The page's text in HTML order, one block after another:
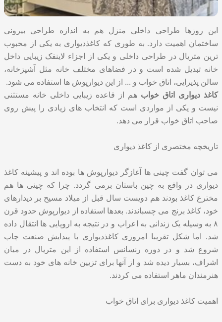
این روزها طراحی داخلی منزل هم به اندازه طراحی بیرونی
ساختمان اهمیت دارد. به طوری که کاغذدیواری به یکی از محبوب
ترین متریال در طراحی داخلی و یکی از اجزاء لاینفک زیبایی داخل
خانه تبدیل شده است و در فضاهای مختلف خانه مثل آشپزخانه،
سالن پذیرایی، اتاق خواب و ... از این دیوارپوش ها استفاده می شود.
کاغذ دیواری اتاق خواب هم از قاعده زیبایی داخلی خانه مستثنی
نیست و یکی از مواردی است که انتخاب های زیادی را پیش روی
صاحب اتاق خواب قرار می‌ دهد.
تاریخچه مختصری از کاغذ دیواری
می توان گفت چینی ها آغازگر دیوارپوش ها بوده اند و پیشینه کاغذ
دیواری در واقع به چین باستان برمی گردد. چرا که چینی ها هم
مخترع کاغذ بودند هم دویست سال قبل از میلاد مسیح بر دیدارهای
خود، کاغذ برنج می چسباندند. بعدها استفاده از دیوارپوش حدود قرن
۸ به وسیله یک زندانی به اعراب و در نتیجه به اروپایی ها انتقال داده
شد. اما شکل تقریبا امروزی کاغذدیواری با پیدایش صنعت چاپ
شروع شد و در دوره رنسانس استفاده از این متریال در میان
اشراف، بسیار دیده شد و از آنها برای تزیین خانه های خود به دست
هنرمندان ماهر استفاده می کردند.
اهمیت کاغذ دیواری برای اتاق خواب